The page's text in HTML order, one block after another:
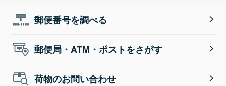
郵便番号を調べる
郵便局・ATM・ポストをさがす
荷物のお問い合わせ